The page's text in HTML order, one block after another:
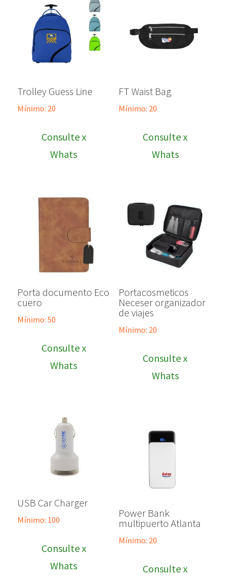
Trolley Guess Line
Mínimo: 20
Consulte x
Whats
FT Waist Bag
Mínimo: 20
Consulte x
Whats
Porta documento Eco
cuero
Mínimo: 50
Consulte x
Whats
Portacosmeticos
Neceser organizador
de viajes
Mínimo: 20
Consulte x
Whats
USB Car Charger
Mínimo: 100
Consulte x
Whats
Power Bank
multipuerto Atlanta
Mínimo: 20
Consulte x